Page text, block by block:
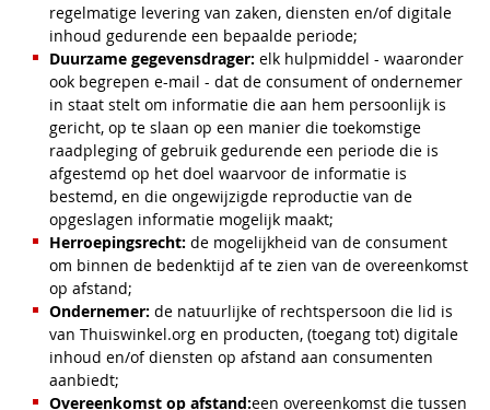
regelmatige levering van zaken, diensten en/of digitale
inhoud gedurende een bepaalde periode;
Duurzame gegevensdrager: elk hulpmiddel - waaronder
ook begrepen e-mail - dat de consument of ondernemer
in staat stelt om informatie die aan hem persoonlijk is
gericht, op te slaan op een manier die toekomstige
raadpleging of gebruik gedurende een periode die is
afgestemd op het doel waarvoor de informatie is
bestemd, en die ongewijzigde reproductie van de
opgeslagen informatie mogelijk maakt;
Herroepingsrecht: de mogelijkheid van de consument
om binnen de bedenktijd af te zien van de overeenkomst
op afstand;
Ondernemer: de natuurlijke of rechtspersoon die lid is
van Thuiswinkel.org en producten, (toegang tot) digitale
inhoud en/of diensten op afstand aan consumenten
aanbiedt;
Overeenkomst op afstand:een overeenkomst die tussen